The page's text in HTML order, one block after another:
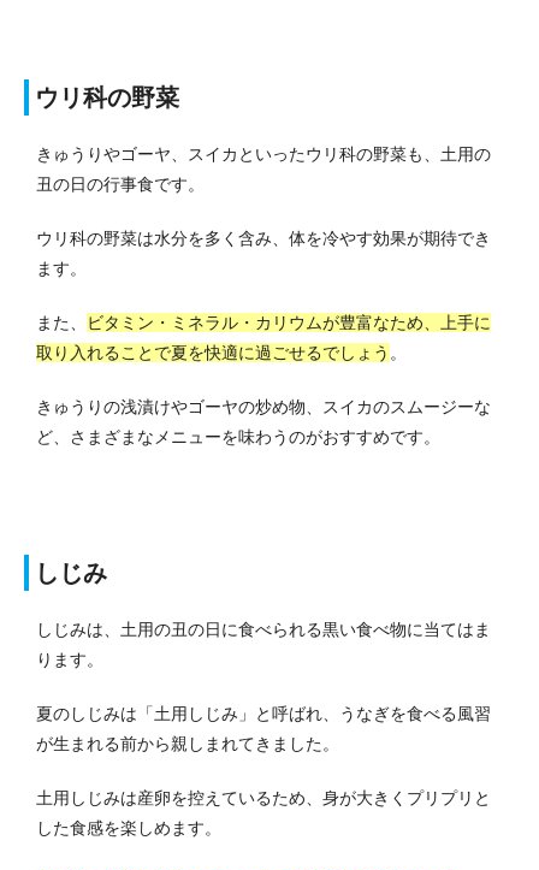
ウリ科の野菜
きゅうりやゴーヤ、スイカといったウリ科の野菜も、土用の
丑の日の行事食です。
ウリ科の野菜は水分を多く含み、体を冷やす効果が期待でき
ます。
また、
ビタミン・ミネラル・カリウムが豊富なため、上手に
取り入れることで夏を快適に過ごせるでしょう 。
きゅうりの浅漬けやゴーヤの炒め物、スイカのスムージーな
ど、さまざまなメニューを味わうのがおすすめです。
しじみ
しじみは、土用の丑の日に食べられる黒い食べ物に当てはま
ります。
夏のしじみは「土用しじみ」と呼ばれ、うなぎを食べる風習
が生まれる前から親しまれてきました。
土用しじみは産卵を控えているため、身が大きくプリプリと
した食感を楽しめます。